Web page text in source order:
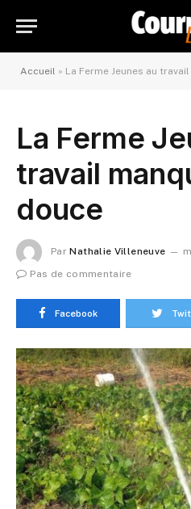
Accueil » La Ferme Jeunes au
La Ferme
travail
douce
Par Nathalie Villeneuve
Pas de commentaire
Facebook